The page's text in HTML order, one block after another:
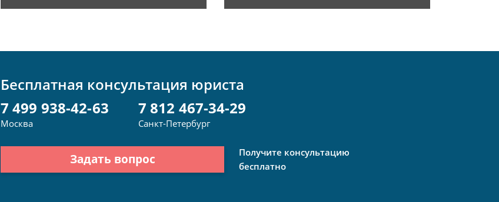
Бесплатная консультация юриста
7 499 938-42-63
Москва
7 812 467-34-29
Санкт-Петербург
Задать вопрос
Получите консультацию
бесплатно